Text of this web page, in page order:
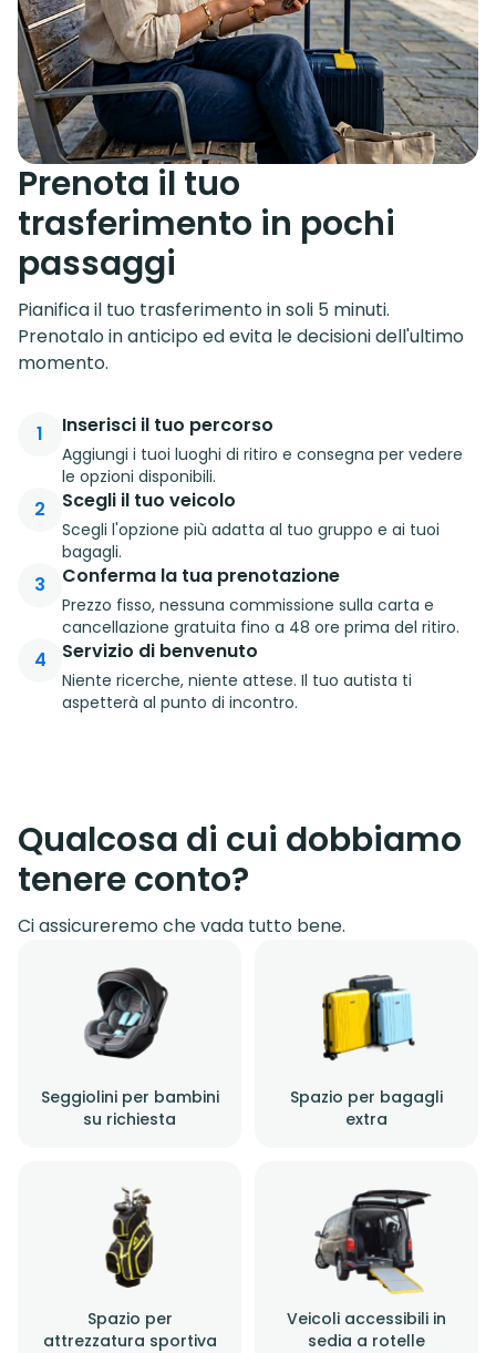
Prenota il tuo
trasferimento in pochi
passaggi
Pianifica il tuo trasferimento in soli 5 minuti.
Prenotalo in anticipo ed evita le decisioni dell'ultimo
momento.
1 Inserisci il tuo percorso
Aggiungi i tuoi luoghi di ritiro e consegna per vedere
le opzioni disponibili.
2 Scegli il tuo veicolo
Scegli l'opzione più adatta al tuo gruppo e ai tuoi
bagagli.
3 Conferma la tua prenotazione
Prezzo fisso, nessuna commissione sulla carta e
cancellazione gratuita fino a 48 ore prima del ritiro.
4 Servizio di benvenuto
Niente ricerche, niente attese. Il tuo autista ti
aspetterà al punto di incontro.
Qualcosa di cui dobbiamo
tenere conto?
Ci assicureremo che vada tutto bene.
Seggiolini per bambini
su richiesta
Spazio per bagagli
extra
Spazio per
attrezzatura sportiva
Veicoli accessibili in
sedia a rotelle